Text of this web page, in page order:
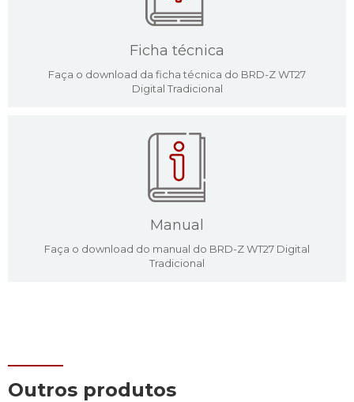
Ficha técnica
Faça o download da ficha técnica do BRD-Z WT27
Digital Tradicional
Manual
Faça o download do manual do BRD-Z WT27 Digital
Tradicional
Outros produtos